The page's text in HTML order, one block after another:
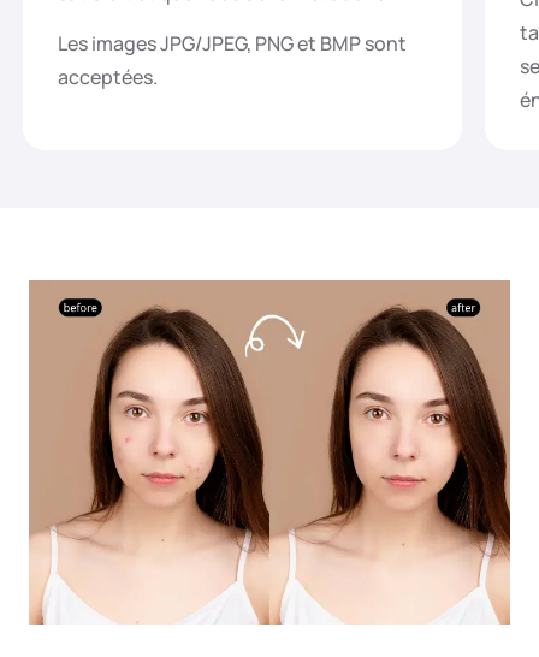
Les images JPG/JPEG, PNG et BMP sont
acceptées.